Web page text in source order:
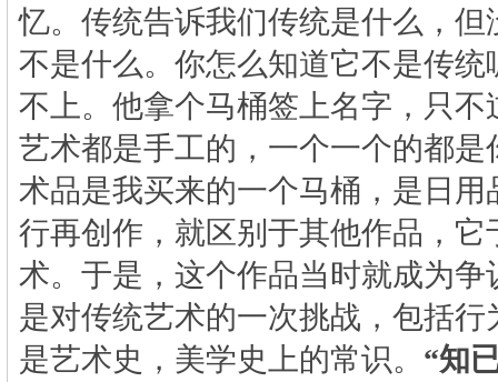
忆。传统告诉我们传统是什么，但
不是什么。你怎么知道它不是传统
不上。他拿个马桶签上名字，只不
艺术都是手工的，一个一个的都是
术品是我买来的一个马桶，是日用
行再创作，就区别于其他作品，它
术。于是，这个作品当时就成为争
是对传统艺术的一次挑战，包括行
是艺术史，美学史上的常识。 “知